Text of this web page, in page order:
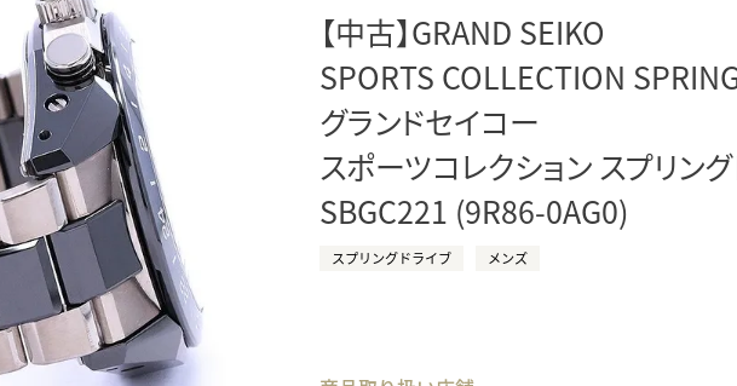
正規取り扱いブランド一覧はこちら
ヒューリックスクエア札幌
ショップリスト一覧はこちら
【中古】GRAND SEIKO
SPORTS COLLECTION
グランドセイコー
スポーツコレクション スプリン
SBGC221 (9R86-0AG0)
スプリングドライブ メンズ